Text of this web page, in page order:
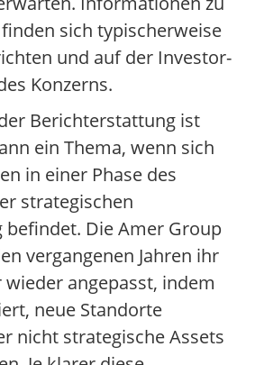
sich typischerweise
und auf der Investor-
Konzerns.
Berichterstattung ist
ein Thema, wenn sich
in einer Phase des
strategischen
befindet. Die Amer Group
vergangenen Jahren ihr
angepasst, indem
neue Standorte
nicht strategische Assets